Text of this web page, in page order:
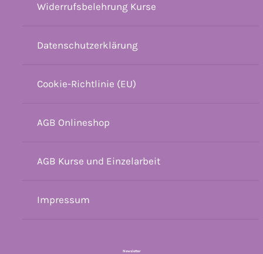
Widerrufsbelehrung Kurse
Datenschutzerklärung
Cookie-Richtlinie (EU)
AGB Onlineshop
AGB Kurse und Einzelarbeit
Impressum
Newsletter